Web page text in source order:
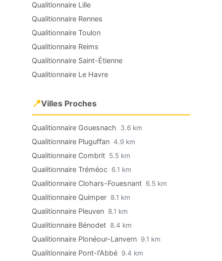
Qualitionnaire Lille
Qualitionnaire Rennes
Qualitionnaire Toulon
Qualitionnaire Reims
Qualitionnaire Saint-Étienne
Qualitionnaire Le Havre
📍Villes Proches
Qualitionnaire Gouesnach 3.6 km
Qualitionnaire Pluguffan 4.9 km
Qualitionnaire Combrit 5.5 km
Qualitionnaire Tréméoc 6.1 km
Qualitionnaire Clohars-Fouesnant 6.5 km
Qualitionnaire Quimper 8.1 km
Qualitionnaire Pleuven 8.1 km
Qualitionnaire Bénodet 8.4 km
Qualitionnaire Plonéour-Lanvern 9.1 km
Qualitionnaire Pont-l'Abbé 9.4 km